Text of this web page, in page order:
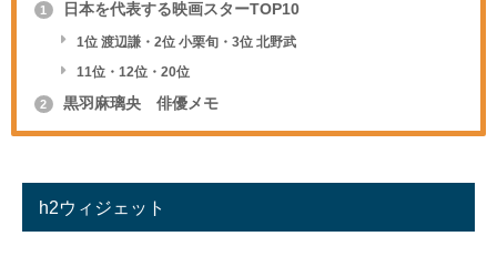
1 日本を代表する映画スターTOP10
1位 渡辺謙・2位 小栗旬・3位 北野武
11位・12位・20位
2 黒羽麻璃央 俳優メモ
h2ウィジェット